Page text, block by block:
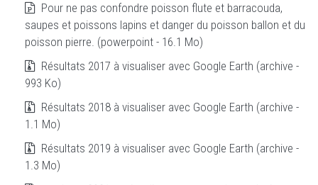
Pour ne pas confondre poisson flute et barracouda,
saupes et poissons lapins et danger du poisson ballon et du
poisson pierre. (powerpoint - 16.1 Mo)
Résultats 2017 à visualiser avec Google Earth (archive -
993 Ko)
Résultats 2018 à visualiser avec Google Earth (archive -
1.1 Mo)
Résultats 2019 à visualiser avec Google Earth (archive -
1.3 Mo)